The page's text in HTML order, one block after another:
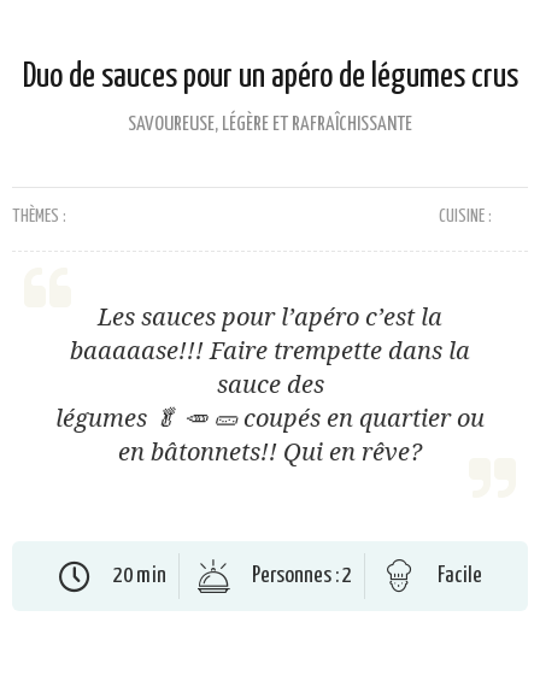
Duo de sauces pour un apéro de légumes crus
SAVOUREUSE, LÉGÈRE ET RAFRAÎCHISSANTE
THÈMES : CUISINE :
Les sauces pour l’apéro c’est la
baaaaase!!! Faire trempette dans la
sauce des
légumes 🥬 🥕 🥒 coupés en quartier ou
en bâtonnets!! Qui en rêve?
20 min Personnes : 2 Facile